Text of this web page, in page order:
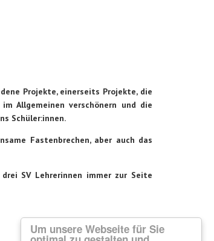
Um unsere Webseite für Sie
Projekte, einerseits Projekte, die
Allgemeinen verschönern und die
Schüler:innen.
Fastenbrechen, aber auch das
SV Lehrerinnen immer zur Seite